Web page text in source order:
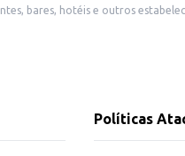
bares, hotéis e outros
Políticas